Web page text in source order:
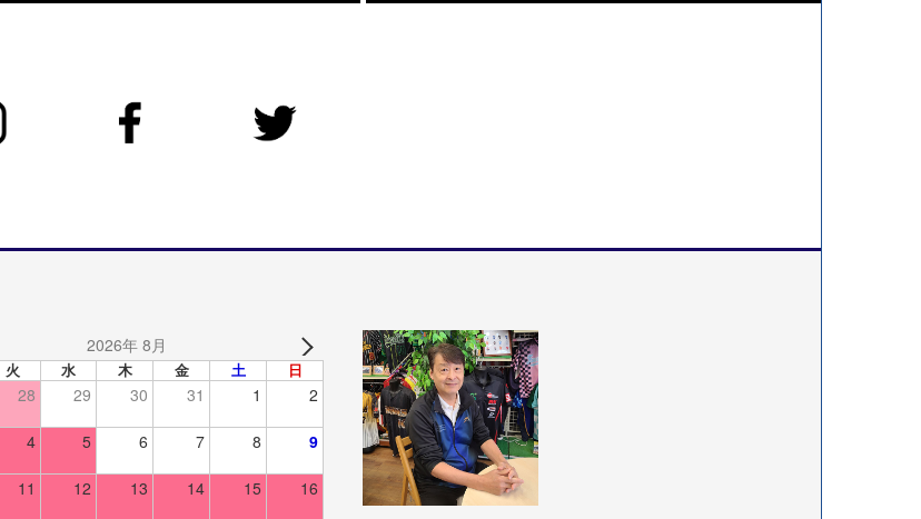
2026年 8月
火 水 木 金 土 日
28 29 30 31 1 2
4 5 6 7 8 9
11 12 13 14 15 16